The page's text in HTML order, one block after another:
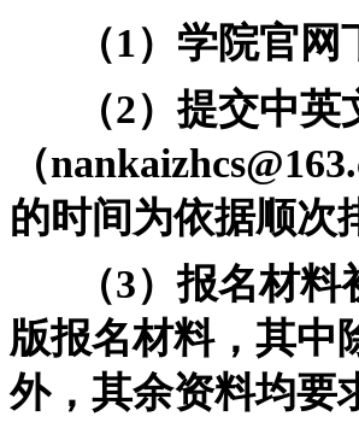
（1）学院官网
（2）提交中英
（
的时间为依据顺次
（3）报名材料
版报名材料，其中
外，其余资料均要